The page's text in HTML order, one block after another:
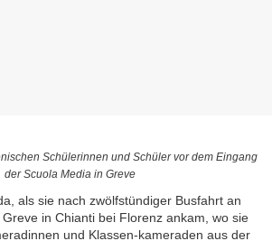
Schülerinnen und Schüler vor dem Eingang
der Scuola Media in Greve
als sie nach zwölfstündiger Busfahrt an
in Chianti bei Florenz ankam, wo sie
und Klassen-kameraden aus der